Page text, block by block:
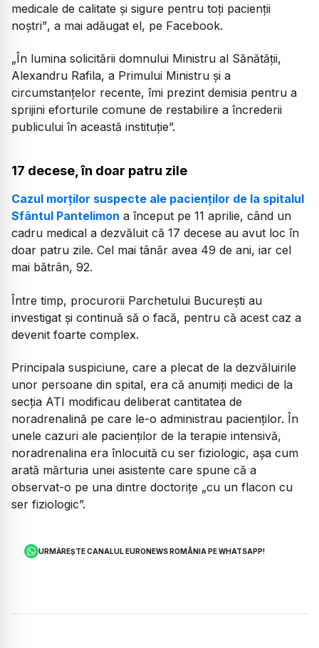
medicale de calitate și sigure pentru toți pacienții
noștri”, a mai adăugat el, pe Facebook.
„În lumina solicitării domnului Ministru al Sănătății,
Alexandru Rafila, a Primului Ministru și a
circumstanțelor recente, îmi prezint demisia pentru a
sprijini eforturile comune de restabilire a încrederii
publicului în această instituție”.
17 decese, în doar patru zile
Cazul morților suspecte ale pacienților de la spitalul
Sfântul Pantelimon a început pe 11 aprilie, când un
cadru medical a dezvăluit că 17 decese au avut loc în
doar patru zile. Cel mai tânăr avea 49 de ani, iar cel
mai bătrân, 92.
Între timp, procurorii Parchetului București au
investigat și continuă să o facă, pentru că acest caz a
devenit foarte complex.
Principala suspiciune, care a plecat de la dezvăluirile
unor persoane din spital, era că anumiți medici de la
secția ATI modificau deliberat cantitatea de
noradrenalină pe care le-o administrau pacienților. În
unele cazuri ale pacienților de la terapie intensivă,
noradrenalina era înlocuită cu ser fiziologic, așa cum
arată mărturia unei asistente care spune că a
observat-o pe una dintre doctorițe „cu un flacon cu
ser fiziologic”.
URMĂREȘTE CANALUL EURONEWS ROMÂNIA PE WHATSAPP!